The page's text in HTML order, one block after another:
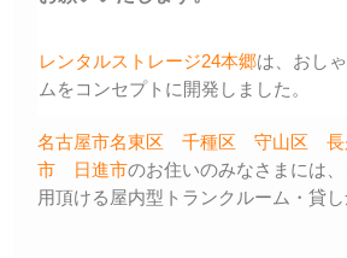
レンタルストレージ24本郷は、おし
ムをコンセプトに開発しました。
名古屋市名東区 千種区 守山区
市
日進市のお住いのみなさまには
用頂ける屋内型トランクルーム・貸し